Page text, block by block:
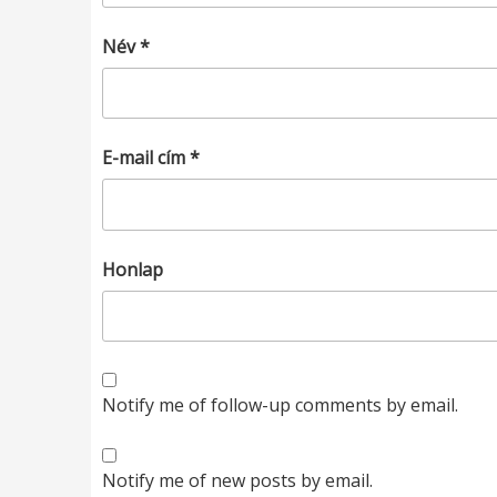
Név*
E-mail cím*
Honlap
Notify me of follow-up comments by email.
Notify me of new posts by email.